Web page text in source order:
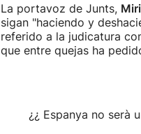
La portavoz de Junts,
sigan "haciendo y
referido a la judicatura
que entre quejas ha
¿¿ Espanya no serà